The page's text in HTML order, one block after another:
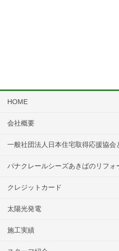
HOME
会社概要
一般社団法人日本住宅取得応援協会
パナクレールシーズあきばのリフォ
クレジットカード
太陽光発電
施工実績